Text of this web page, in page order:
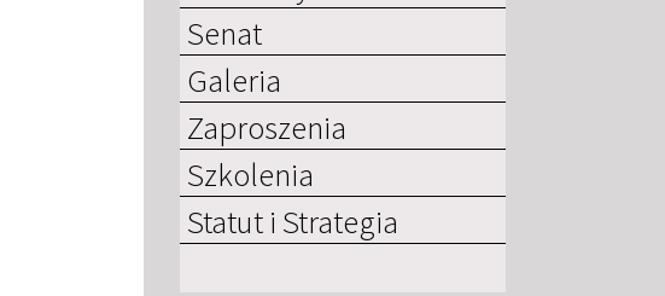
Senat
Galeria
Zaproszenia
Szkolenia
Statut i Strategia